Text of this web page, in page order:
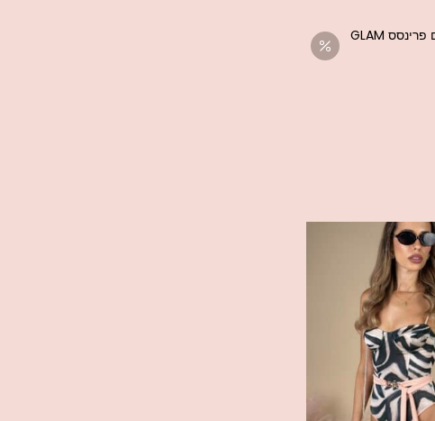
בגד ים ביקיני משולשים - גלאם פרינסס GLAM